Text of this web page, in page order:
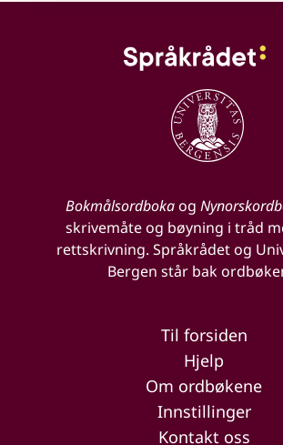
Bokmålsordbokaog
skrivemåte og bøyning i tråd
rettskrivning. Språkrådet og
Bergen står bak
Til forsiden
Hjelp
Om ordbøkene
Innstillinger
Kontakt oss